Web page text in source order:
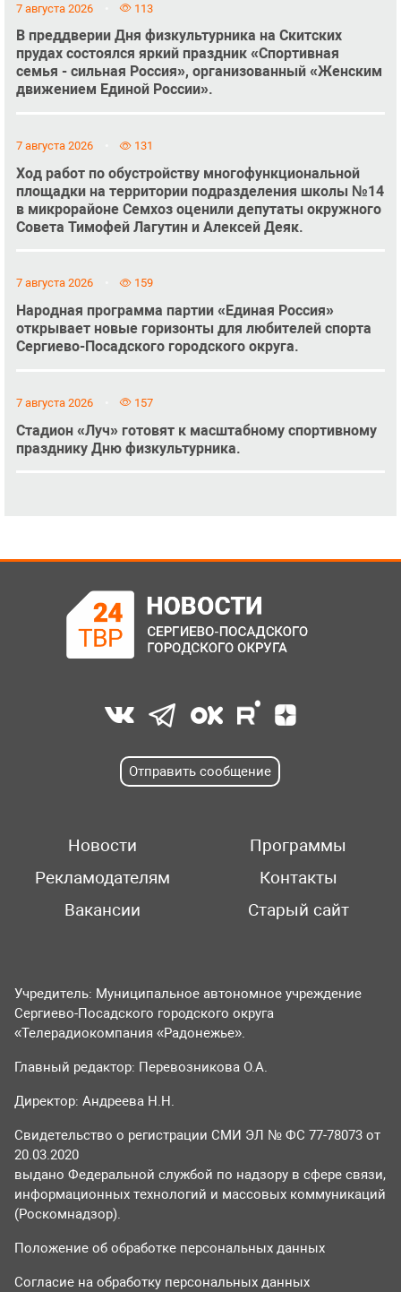
7 августа 2026 113
В преддверии Дня физкультурника на Скитских
прудах состоялся яркий праздник «Спортивная
семья - сильная Россия», организованный «Женским
движением Единой России».
7 августа 2026 131
Ход работ по обустройству многофункциональной
площадки на территории подразделения школы №14
в микрорайоне Семхоз оценили депутаты окружного
Совета Тимофей Лагутин и Алексей Деяк.
7 августа 2026 159
Народная программа партии «Единая Россия»
открывает новые горизонты для любителей спорта
Сергиево-Посадского городского округа.
7 августа 2026 157
Стадион «Луч» готовят к масштабному спортивному
празднику Дню физкультурника.
Отправить сообщение
Новости
Программы
Рекламодателям
Контакты
Вакансии
Старый сайт
Учредитель: Муниципальное автономное учреждение
Сергиево-Посадского городского округа
«Телерадиокомпания «Радонежье».
Главный редактор: Перевозникова О.А.
Директор: Андреева Н.Н.
Свидетельство о регистрации СМИ ЭЛ № ФС 77-78073 от
20.03.2020
выдано Федеральной службой по надзору в сфере связи,
информационных технологий и массовых коммуникаций
(Роскомнадзор).
Положение об обработке персональных данных
Согласие на обработку персональных данных